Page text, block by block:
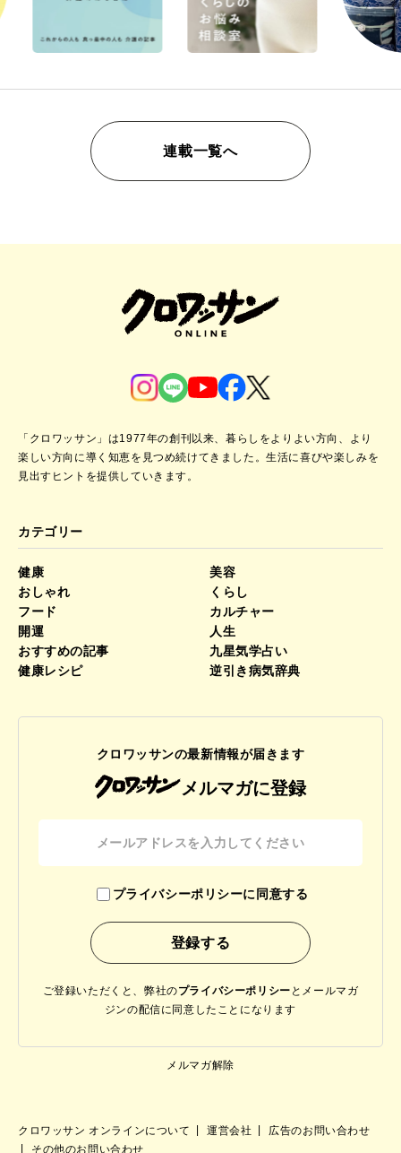
連載一覧へ
「クロワッサン」は1977年の創刊以来、暮らしをよりよい方向、より
楽しい方向に導く知恵を見つめ続けてきました。生活に喜びや楽しみを
見出すヒントを提供していきます。
カテゴリー
健康
美容
おしゃれ
くらし
フード
カルチャー
開運
人生
おすすめの記事
九星気学占い
健康レシピ
逆引き病気辞典
クロワッサンの最新情報が届きます
メルマガに登録
プライバシーポリシーに同意する
ご登録いただくと、弊社のプライバシーポリシー と メールマガ
ジンの配信に同意したことになります
メルマガ解除
クロワッサン オンラインについて 運営会社
広告のお問い合わせ
その他のお問い合わせ